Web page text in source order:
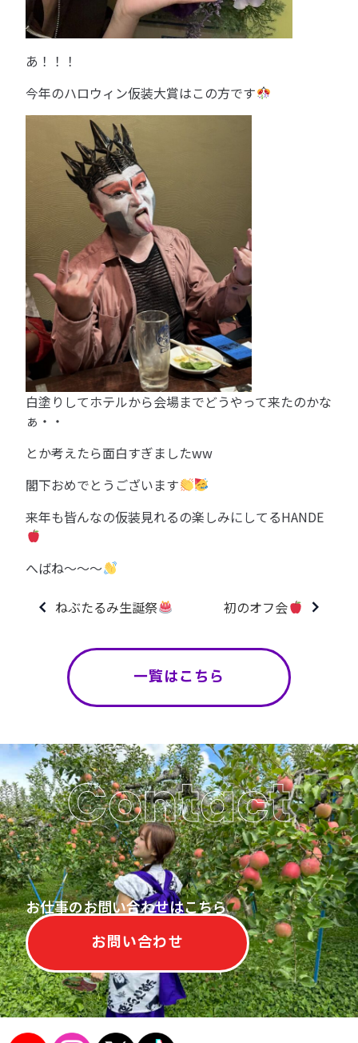
あ！！！
今年のハロウィン仮装大賞はこの方です
白塗りしてホテルから会場までどうやって来たのかな
ぁ・・
とか考えたら面白すぎましたww
閣下おめでとうございます
来年も皆んなの仮装見れるの楽しみにしてるHANDE
へばね〜〜〜
ねぶたるみ生誕祭 初のオフ会
一覧はこちら
Contact
お仕事のお問い合わせはこちら
お問い合わせ